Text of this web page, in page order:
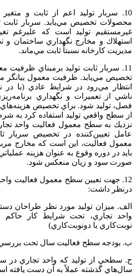
10. سربار توليد اعم‌ از ثابت‌ و
محصولات‌ تخصيص‌ مي‌يابد. سربار ثابت‌
غيرمستقيم‌ توليد است‌ كه‌ عليرغم‌
استهلاك‌ و مخارج‌ نگهداري‌ ساختمان‌ و
مديريت‌ كارخانه‌ نسبتاً ثابت‌ مي‌ماند.
11. سربار ثابت‌ توليد برمبناي‌ ظرفيت‌
تخصيص‌ مي‌يابد. ظرفيت‌ معمول‌
انتظار مي‌رود در شرايط‌ عادي‌ (با در
ناشي‌ از تعميرات‌ و نگهداري‌
فصل‌، توليد شود. براي‌ تخصيص‌ هزينه‌هاي‌
از سطح‌ واقعي‌ توليد استفاده‌ كرد به
نزديك‌ به‌ سطح‌ معمول‌ فعاليت‌ واحد
عامل‌ تعيين‌كننده‌ در تخصيص‌ سربار
معمول‌ فعاليت‌، اين‌ است‌ كه‌ مخارج‌
بايد در دوره‌ وقوع‌ به عنوان‌ هزينه‌
صورت‌ سود و زيان‌ منعكس‌ شود.
12. جهت‌ تعيين‌ سطح‌ معمول‌ فعاليت‌
درنظر داشت‌:
الف. ميزان‌ توليد مورد نظر طراحان‌
واحد تجاري‌، تحت‌ شرايط‌ كار
نوبت‌كاري‌ يا دونوبت‌كاري‌)
ب. بودجه‌ سطح‌ فعاليت‌ سال‌ تحت‌ بررسي‌
ج. سطحي‌ از توليد كه‌ واحد تجاري‌ در
سال‌هاي‌ گذشته‌ عملاً به‌ آن‌ دست‌ يافته‌